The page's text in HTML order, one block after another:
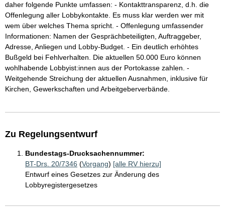
daher folgende Punkte umfassen: - Kontakttransparenz, d.h. die
Offenlegung aller Lobbykontakte. Es muss klar werden wer mit
wem über welches Thema spricht. - Offenlegung umfassender
Informationen: Namen der Gesprächbeteiligten, Auftraggeber,
Adresse, Anliegen und Lobby-Budget. - Ein deutlich erhöhtes
Bußgeld bei Fehlverhalten. Die aktuellen 50.000 Euro können
wohlhabende Lobbyist:innen aus der Portokasse zahlen. -
Weitgehende Streichung der aktuellen Ausnahmen, inklusive für
Kirchen, Gewerkschaften und Arbeitgeberverbände.
Zu Regelungsentwurf
Bundestags-Drucksachennummer:
BT-Drs. 20/7346 (Vorgang) [alle RV hierzu]
Entwurf eines Gesetzes zur Änderung des
Lobbyregistergesetzes